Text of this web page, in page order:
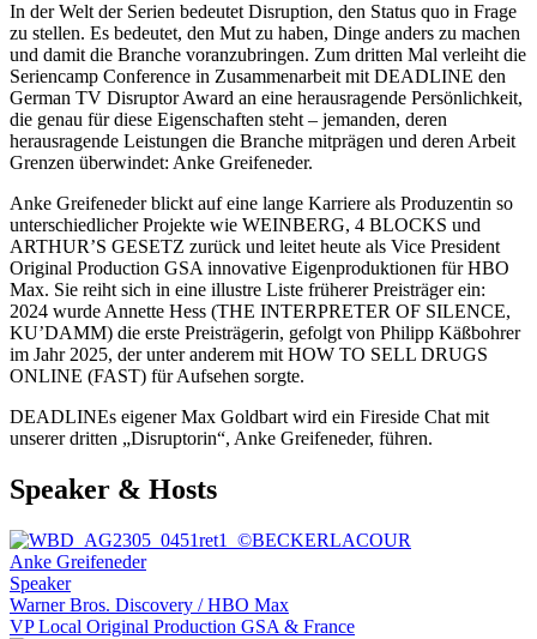
In der Welt der Serien bedeutet Disruption, den Status quo in Frage
zu stellen. Es bedeutet, den Mut zu haben, Dinge anders zu machen
und damit die Branche voranzubringen. Zum dritten Mal verleiht die
Seriencamp Conference in Zusammenarbeit mit DEADLINE den
German TV Disruptor Award an eine herausragende Persönlichkeit,
die genau für diese Eigenschaften steht – jemanden, deren
herausragende Leistungen die Branche mitprägen und deren Arbeit
Grenzen überwindet: Anke Greifeneder.
Anke Greifeneder blickt auf eine lange Karriere als Produzentin so
unterschiedlicher Projekte wie WEINBERG, 4 BLOCKS und
ARTHUR’S GESETZ zurück und leitet heute als Vice President
Original Production GSA innovative Eigenproduktionen für HBO
Max. Sie reiht sich in eine illustre Liste früherer Preisträger ein:
2024 wurde Annette Hess (THE INTERPRETER OF SILENCE,
KU’DAMM) die erste Preisträgerin, gefolgt von Philipp Käßbohrer
im Jahr 2025, der unter anderem mit HOW TO SELL DRUGS
ONLINE (FAST) für Aufsehen sorgte.
DEADLINEs eigener Max Goldbart wird ein Fireside Chat mit
unserer dritten „Disruptorin“, Anke Greifeneder, führen.
Speaker & Hosts
Anke Greifeneder
Speaker
Warner Bros. Discovery / HBO Max
VP Local Original Production GSA & France